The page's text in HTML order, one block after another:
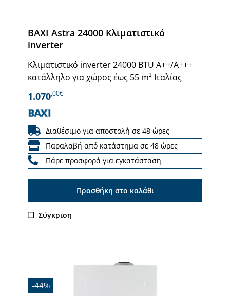
BAXI Astra 24000 Κλιματιστικό
inverter
Κλιματιστικό inverter 24000 BTU Α++/Α+++
κατάλληλο για χώρος έως 55 m² Ιταλίας
1.070,00€
Διαθέσιμο για αποστολή σε 48 ώρες
Παραλαβή από κατάστημα σε 48 ώρες
Πάρε προσφορά για εγκατάσταση
Προσθήκη στο καλάθι
Σύγκριση
Εξαντλήθηκε
-44%